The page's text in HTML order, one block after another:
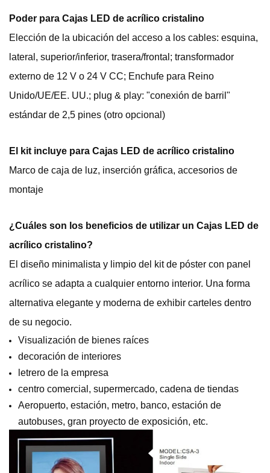
Poder para Cajas LED de acrílico cristalino
Elección de la ubicación del acceso a los cables: esquina,
lateral, superior/inferior, trasera/frontal; transformador
externo de 12 V o 24 V CC; Enchufe para Reino
Unido/UE/EE. UU.; plug & play: "conexión de barril"
estándar de 2,5 pines (otro opcional)
El kit incluye para Cajas LED de acrílico cristalino
Marco de caja de luz, inserción gráfica, accesorios de
montaje
¿Cuáles son los beneficios de utilizar un Cajas LED de
acrílico cristalino?
El diseño minimalista y limpio del kit de póster con panel
acrílico se adapta a cualquier entorno interior. Una forma
alternativa elegante y moderna de exhibir carteles dentro
de su negocio.
Visualización de bienes raíces
decoración de interiores
letrero de la empresa
centro comercial, supermercado, cadena de tiendas
Aeropuerto, estación, metro, banco, estación de
autobuses, gran proyecto de exposición, etc.